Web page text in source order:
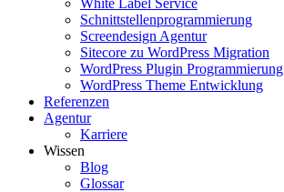
White Label Service
Schnittstellenprogrammierung
Screendesign Agentur
Sitecore zu WordPress Migration
WordPress Plugin Programmierung
WordPress Theme Entwicklung
Referenzen
Agentur
Karriere
Wissen
Blog
Glossar